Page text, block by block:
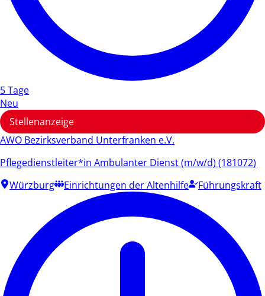
5 Tage
Neu
Stellenanzeige
AWO Bezirksverband Unterfranken e.V.
Pflegedienstleiter*in Ambulanter Dienst (m/w/d) (181072)
Würzburg
Einrichtungen der Altenhilfe Führungskraft